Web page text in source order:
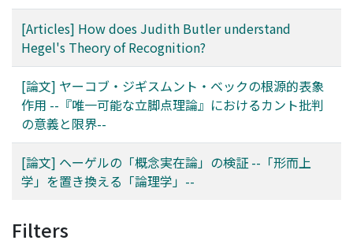
[Articles] How does Judith Butler understand
Hegel's Theory of Recognition?
[論文] ヤーコブ・ジギスムント・ベックの根源的表象
作用 --『唯一可能な立脚点理論』におけるカント批判
の意義と限界--
[論文] ヘーゲルの「概念実在論」の検証 --「形而上
学」を置き換える「論理学」--
Filters